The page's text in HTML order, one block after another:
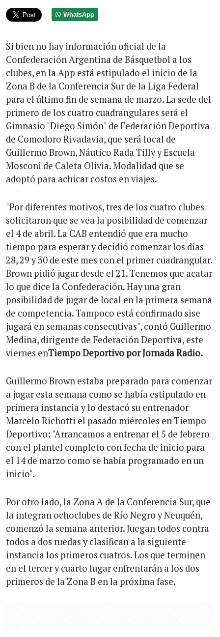
WhatsApp
Si bien no hay información oficial de la
Confederación Argentina de Básquetbol a los
clubes, en la App está estipulado el inicio de la
Zona B de la Conferencia Sur de la Liga Federal
para el último fin de semana de marzo. La sede del
primero de los cuatro cuadrangulares será el
Gimnasio "Diego Simón" de Federación Deportiva
de Comodoro Rivadavia, que será local de
Guillermo Brown, Náutico Rada Tilly y Escuela
Mosconi de Caleta Olivia. Modalidad que se
adoptó para achicar costos en viajes.
"Por diferentes motivos, tres de los cuatro clubes
solicitaron que se vea la posibilidad de comenzar
el 4 de abril. La CAB entendió que era mucho
tiempo para esperar y decidió comenzar los días
28, 29 y 30 de este mes con el primer cuadrangular.
Brown pidió jugar desde el 21. Tenemos que acatar
lo que dice la Confederación. Hay una gran
posibilidad de jugar de local en la primera semana
de competencia. Tampoco está confirmado sise
jugará en semanas consecutivas", contó Guillermo
Medina, dirigente de Federación Deportiva, este
viernes enTiempo Deportivo por Jornada Radio.
Guillermo Brown estaba preparado para comenzar
a jugar esta semana como se había estipulado en
primera instancia y lo destacó su entrenador
Marcelo Richotti el pasado miércoles en Tiempo
Deportivo: "Arrancamos a entrenar el 5 de febrero
con el plantel completo con fecha de inicio para
el 14 de marzo como se había programado en un
inicio".
Por otro lado, la Zona A de la Conferencia Sur, que
la integran ochoclubes de Río Negro y Neuquén,
comenzó la semana anterior. Juegan todos contra
todos a dos ruedas y clasifican a la siguiente
instancia los primeros cuatros. Los que terminen
en el tercer y cuarto lugar enfrentarán a los dos
primeros de la Zona B en la próxima fase.